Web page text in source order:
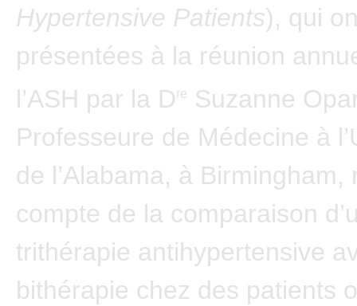
Hypertensive Patients), qui
présentées à la réunion
l’ASH par la Dre
Suzanne
Professeure de Médecine à
de l’Alabama, à Birmingham,
compte de la comparaison
trithérapie antihypertensive
bithérapie chez des patients